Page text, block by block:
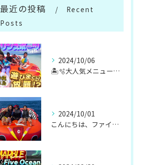
最近の投稿
Recent
Posts
2024/10/06
🏝️🫧大人気メニューマリンスポーツ遊び放題🫧🏝️
2024/10/01
こんにちは、ファイブオーシャンです！！